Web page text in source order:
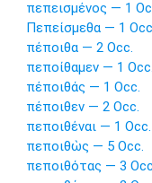
πεπεισμένος — 1
Πεπείσμεθα — 1
πέποιθα — 2 Occ.
πεποίθαμεν — 1 Occ.
πέποιθάς — 1 Occ.
πέποιθεν — 2 Occ.
πεποιθέναι — 1 Occ.
πεποιθὼς — 5 Occ.
πεποιθότας — 3